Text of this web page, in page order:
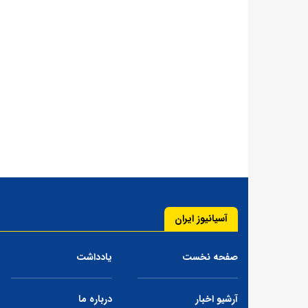
آسیانیوز ایران
صفحه نخست یادداشت
آرشیو اخبار درباره ما